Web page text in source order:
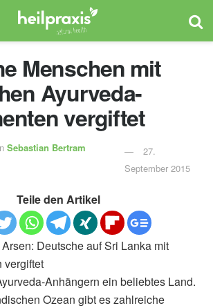
Menschen mit
Ayurveda-
vergiftet
Sebastian Bertram
27.
September 2015
Teile den Artikel
Deutsche auf Sri Lanka mit
vergiftet
Anhängern ein beliebtes Land.
Ozean gibt es zahlreiche